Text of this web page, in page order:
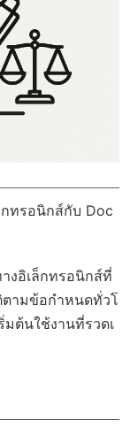
กทรอนิกส์กับ Doc
งอิเล็กทรอนิกส์ที่
ามข้อกำหนดทั่วโ
มต้นใช้งานที่รวดเ